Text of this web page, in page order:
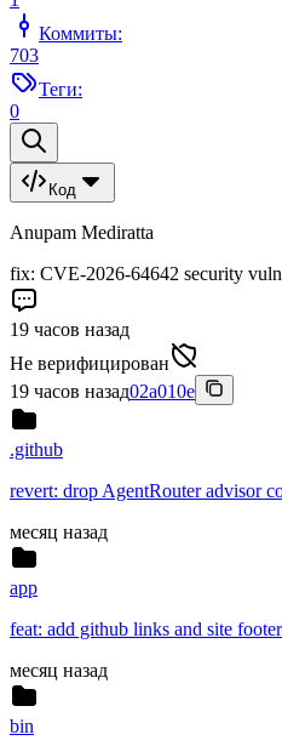
Коммиты:
703
Теги:
0
Код
Anupam Mediratta
fix: CVE-2026-64642 security
19 часов назад
Не верифицирован
19 часов назад02a010e
.github
revert: drop AgentRouter advisor
месяц назад
app
feat: add github links and site
месяц назад
bin